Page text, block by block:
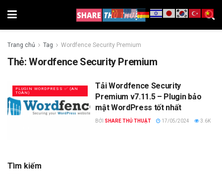
Trang chủ Tag Wordfence Security Premium
Thẻ:Wordfence Security Premium
PLUGIN WORDPRESS ✅ (AN
TOÀN)
Tải Wordfence Security
Premium v7.11.5 – Plugin bảo
mật WordPress tốt nhất
BỞI SHARE THỦ THUẬT 17/05/2024 3.6K
Tìm kiếm